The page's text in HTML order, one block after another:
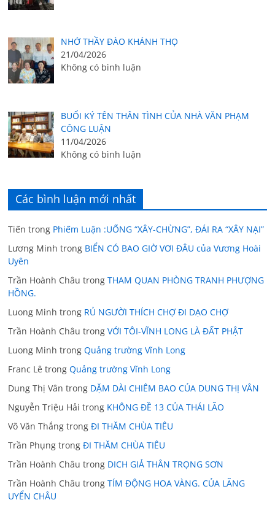
NHỚ THẦY ĐÀO KHÁNH THỌ
21/04/2026
Không có bình luận
BUỔI KÝ TÊN THÂN TÌNH CỦA NHÀ VĂN PHẠM
CÔNG LUẬN
11/04/2026
Không có bình luận
Các bình luận mới nhất
Tiến trong Phiếm Luận :UỐNG “XÂY-CHỪNG”, ĐÁI RA “XÂY NẠI”
Lương Minh trong BIỂN CÓ BAO GIỜ VƠI ĐÂU của Vương Hoài
Uyên
Trần Hoành Châu trongTHAM QUAN PHÒNG TRANH PHƯỢNG
HỒNG.
Luong Minh trong RỦ NGƯỜI THÍCH CHỢ ĐI DẠO CHỢ
Trần Hoành Châu trongVỚI TÔI-VĨNH LONG LÀ ĐẤT PHẬT
Luong Minh trongQuảng trường Vĩnh Long
Franc Lê trongQuảng trường Vĩnh Long
Dung Thị Vân trong DẶM DÀI CHIÊM BAO CỦA DUNG THỊ VÂN
Nguyễn Triệu Hải trong KHÔNG ĐỀ 13 CỦA THÁI LÃO
Võ Văn Thắng trongĐI THĂM CHÙA TIÊU
Trần Phụng trongĐI THĂM CHÙA TIÊU
Trần Hoành Châu trong DICH GIẢ THÂN TRỌNG SƠN
Trần Hoành Châu trongTÍM ĐỘNG HOA VÀNG. CỦA LÃNG
UYỂN CHÂU